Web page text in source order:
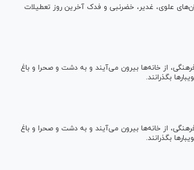
حضور در بوستان‌های علوی، غدیر، خضرنبی و فدک آخرین روز تعطیلات
از خانه‌ها بیرون می‌آیند و به دشت و صحرا و باغ
بگذرانند.
از خانه‌ها بیرون می‌آیند و به دشت و صحرا و باغ
بگذرانند.